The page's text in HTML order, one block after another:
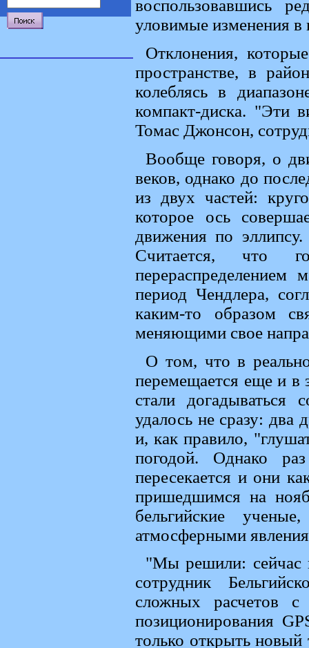
воспользовавшись
уловимые изменения в
Отклонения,
пространстве, в
колеблясь в
компакт-диска. "Эти
Томас Джонсон,
Вообще говоря, о
веков, однако до
из двух частей:
которое ось
движения по
Считается, что
перераспределением
период Чендлера,
каким-то образом
меняющими свое
О том, что в
перемещается еще и в
стали догадываться
удалось не сразу: два
и, как правило,
погодой. Однако
пересекается и они
пришедшимся на
бельгийские
атмосферными
"Мы решили: сейчас
сотрудник
сложных расчетов с
позиционирования
только открыть